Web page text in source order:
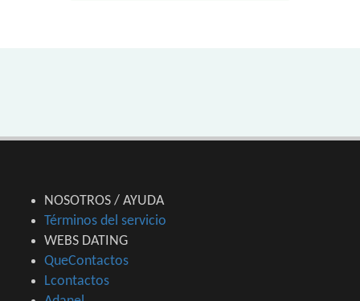
NOSOTROS / AYUDA
Términos del servicio
WEBS DATING
QueContactos
Lcontactos